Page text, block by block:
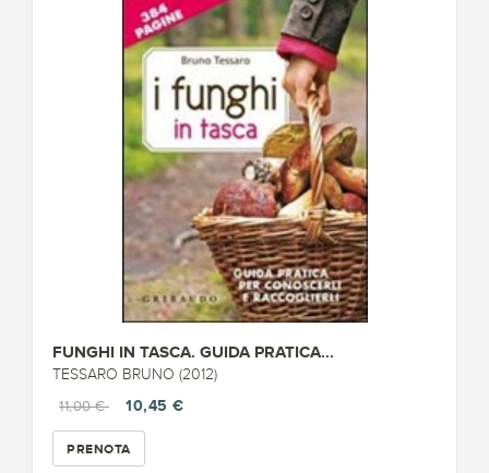
FUNGHI IN TASCA. GUIDA PRATICA...
TESSARO BRUNO (2012)
11,00 €
10,45 €
PRENOTA